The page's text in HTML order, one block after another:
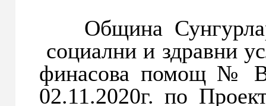
Община
социални и здравни
финасова помощ №
02.11.2020г. по